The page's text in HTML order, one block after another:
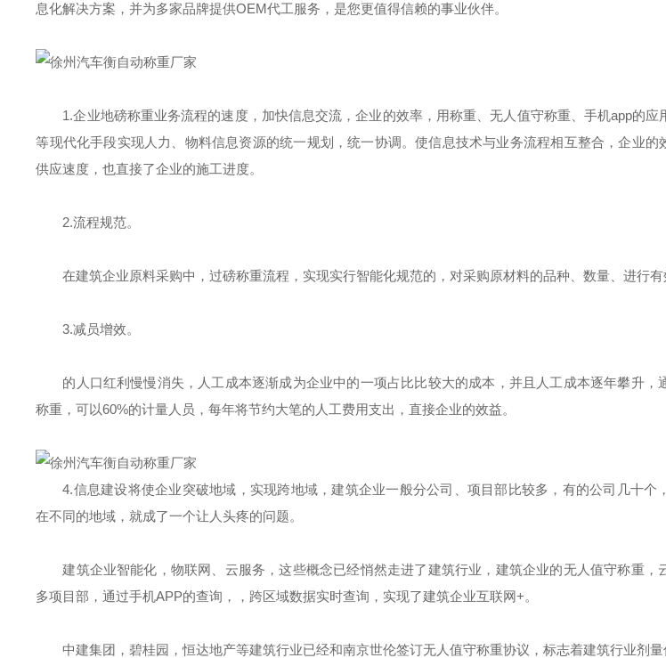
息化解决方案，并为多家品牌提供OEM代工服务，是您更值得信赖的事业伙伴。
1.企业地磅称重业务流程的速度，加快信息交流，企业的效率，用称重、无人值守称重、手机app的
等现代化手段实现人力、物料信息资源的统一规划，统一协调。使信息技术与业务流程相互整合，企业的
供应速度，也直接了企业的施工进度。
2.流程规范。
在建筑企业原料采购中，过磅称重流程，实现实行智能化规范的，对采购原材料的品种、数量、进行有
3.减员增效。
的人口红利慢慢消失，人工成本逐渐成为企业中的一项占比比较大的成本，并且人工成本逐年攀升，
称重，可以60%的计量人员，每年将节约大笔的人工费用支出，直接企业的效益。
4.信息建设将使企业突破地域，实现跨地域，建筑企业一般分公司、项目部比较多，有的公司几十个
在不同的地域，就成了一个让人头疼的问题。
建筑企业智能化，物联网、云服务，这些概念已经悄然走进了建筑行业，建筑企业的无人值守称重，
多项目部，通过手机APP的查询，，跨区域数据实时查询，实现了建筑企业互联网+。
中建集团，碧桂园，恒达地产等建筑行业已经和南京世伦签订无人值守称重协议，标志着建筑行业剂量